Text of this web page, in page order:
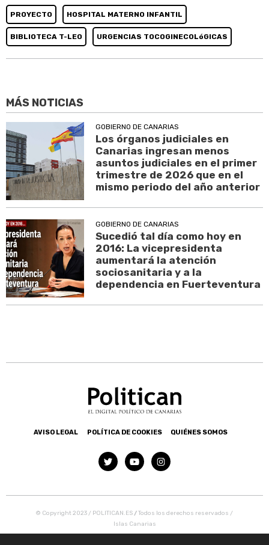
PROYECTO HOSPITAL MATERNO INFANTIL
BIBLIOTECA T-LEO URGENCIAS TOCOGINECOLóGICAS
MÁS NOTICIAS
GOBIERNO DE CANARIAS
Los órganos judiciales en
Canarias ingresan menos
asuntos judiciales en el primer
trimestre de 2026 que en el
mismo periodo del año anterior
GOBIERNO DE CANARIAS
Sucedió tal día como hoy en
2016: La vicepresidenta
aumentará la atención
sociosanitaria y a la
dependencia en Fuerteventura
AVISO LEGAL POLÍTICA DE COOKIES QUIÉNES SOMOS
© Copyright 2023 / POLITICAN.ES /Todos los derechos reservados /
Islas Canarias